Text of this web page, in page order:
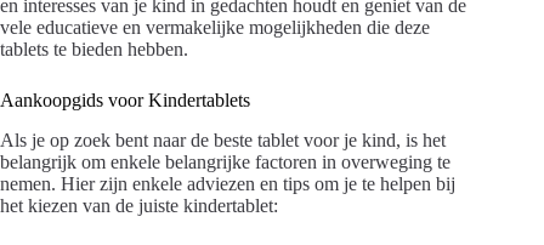
en interesses van je kind in gedachten houdt en geniet van de
vele educatieve en vermakelijke mogelijkheden die deze
tablets te bieden hebben.
Aankoopgids voor Kindertablets
Als je op zoek bent naar de beste tablet voor je kind, is het
belangrijk om enkele belangrijke factoren in overweging te
nemen. Hier zijn enkele adviezen en tips om je te helpen bij
het kiezen van de juiste kindertablet: